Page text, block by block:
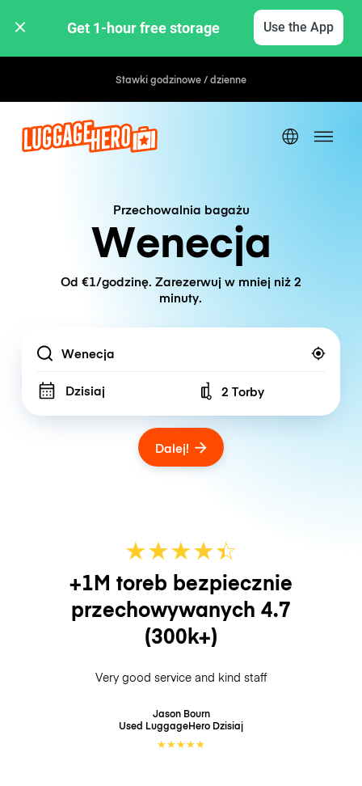
Get 1-hour free storage Use the App
Stawki godzinowe / dzienne
Przechowalnia bagażu
Wenecja
Od €1/godzinę. Zarezerwuj w mniej niż 2
minuty.
Location
Dzisiaj Number of bags
2 Torby
Dalej!
★★★★☆
★
+1M toreb bezpiecznie
przechowywanych 4.7
(300k+)
Very good service and kind staff
Jason Bourn
Used LuggageHero Dzisiaj
★★★★★